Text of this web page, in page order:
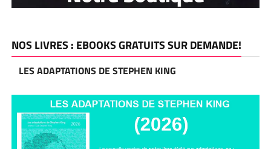
NOS LIVRES : EBOOKS GRATUITS SUR DEMANDE!
LES ADAPTATIONS DE STEPHEN KING